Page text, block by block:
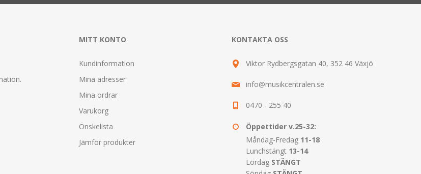
MITT KONTO
Kundinformation
Mina adresser
Mina ordrar
Varukorg
Önskelista
Jämför produkter
KONTAKTA OSS
Viktor Rydbergsgatan 40, 352 46 Växjö
info@musikcentralen.se
0470 - 255 40
Öppettider v.25-32:
Måndag-Fredag 11-18
Lunchstängt 13-14
Lördag STÄNGT